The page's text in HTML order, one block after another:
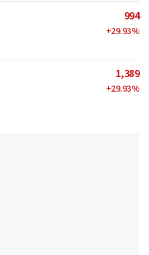
994
+29.93%
1,389
+29.93%